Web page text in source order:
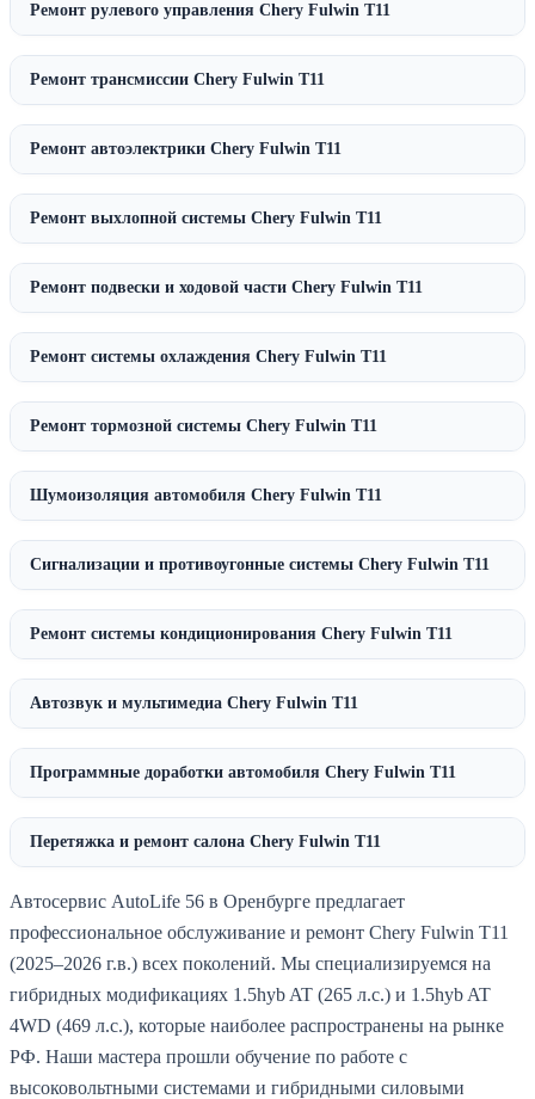
Ремонт рулевого управления Chery Fulwin T11
Ремонт трансмиссии Chery Fulwin T11
Ремонт автоэлектрики Chery Fulwin T11
Ремонт выхлопной системы Chery Fulwin T11
Ремонт подвески и ходовой части Chery Fulwin T11
Ремонт системы охлаждения Chery Fulwin T11
Ремонт тормозной системы Chery Fulwin T11
Шумоизоляция автомобиля Chery Fulwin T11
Сигнализации и противоугонные системы Chery Fulwin T11
Ремонт системы кондиционирования Chery Fulwin T11
Автозвук и мультимедиа Chery Fulwin T11
Программные доработки автомобиля Chery Fulwin T11
Перетяжка и ремонт салона Chery Fulwin T11
Автосервис AutoLife 56 в Оренбурге предлагает
профессиональное обслуживание и ремонт Chery Fulwin T11
(2025–2026 г.в.) всех поколений. Мы специализируемся на
гибридных модификациях 1.5hyb AT (265 л.с.) и 1.5hyb AT
4WD (469 л.с.), которые наиболее распространены на рынке
РФ. Наши мастера прошли обучение по работе с
высоковольтными системами и гибридными силовыми